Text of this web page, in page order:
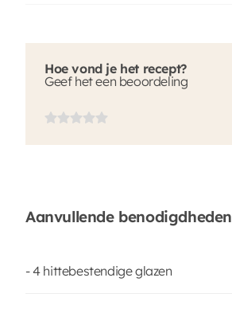
Hoe vond je het recept?
Geef het een beoordeling
Aanvullende benodigdheden
- 4 hittebestendige glazen